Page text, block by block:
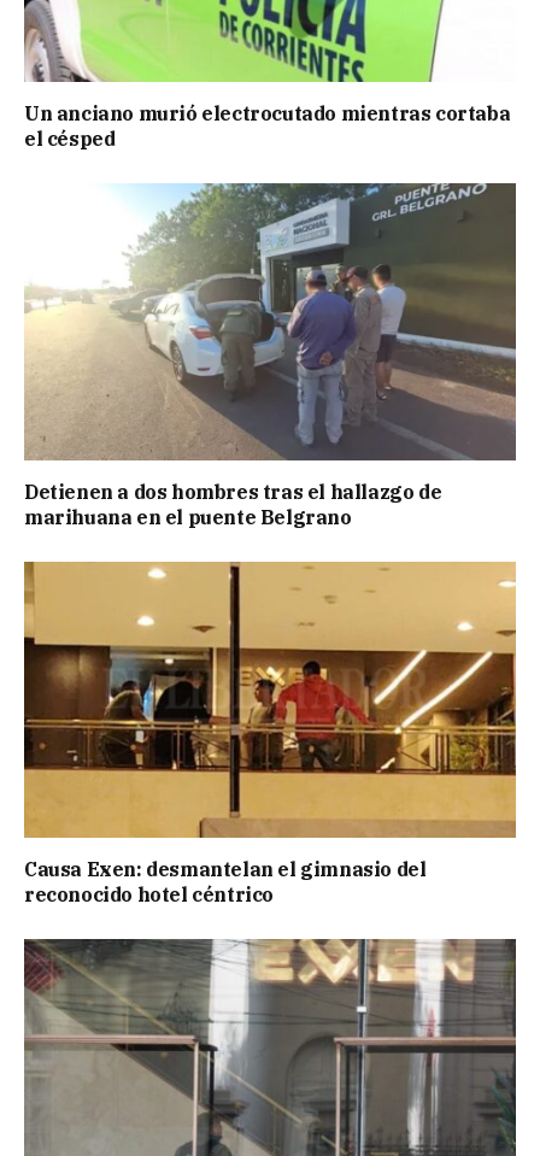
Un anciano murió electrocutado mientras cortaba
el césped
Detienen a dos hombres tras el hallazgo de
marihuana en el puente Belgrano
Causa Exen: desmantelan el gimnasio del
reconocido hotel céntrico